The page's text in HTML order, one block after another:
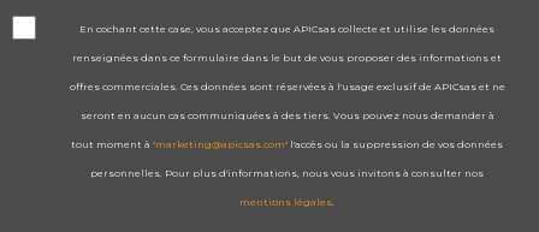
En cochant cette case, vous acceptez que APICsas collecte et utilise les données
renseignées dans ce formulaire dans le but de vous proposer des informations et
offres commerciales. Ces données sont réservées à l'usage exclusif de APICsas et ne
seront en aucun cas communiquées à des tiers. Vous pouvez nous demander à
tout moment à"marketing@apicsas.com" l'accès ou la suppression de vos données
personnelles. Pour plus d'informations, nous vous invitons à consulter nos
mentions légales